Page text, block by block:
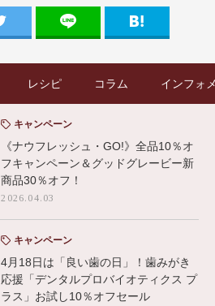
レシピ コラム インフォ
キャンペーン
《ナウフレッシュ・GO!》全品10％オ
フキャンペーン＆グッドグレービー新
商品30％オフ！
2026.04.03
キャンペーン
4月18日は「良い歯の日」！歯みがき
応援「デンタルプロバイオティクス プ
ラス」お試し10％オフセール